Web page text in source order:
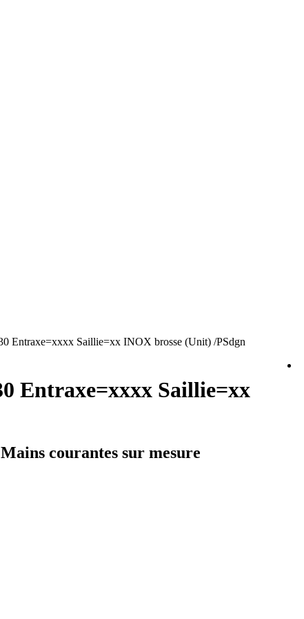
Entraxe=xxxx Saillie=xx INOX brosse (Unit) /PSdgn
Entraxe=xxxx Saillie=xx
courantes sur mesure